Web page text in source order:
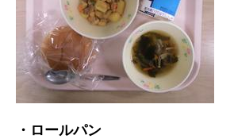
・ロールパン